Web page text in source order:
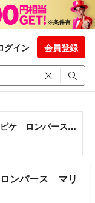
グイン 会員登録
◆2000円クーポンで！ ジェラピケ ロンパース マリオ【新品未使用】
ンパース マリ